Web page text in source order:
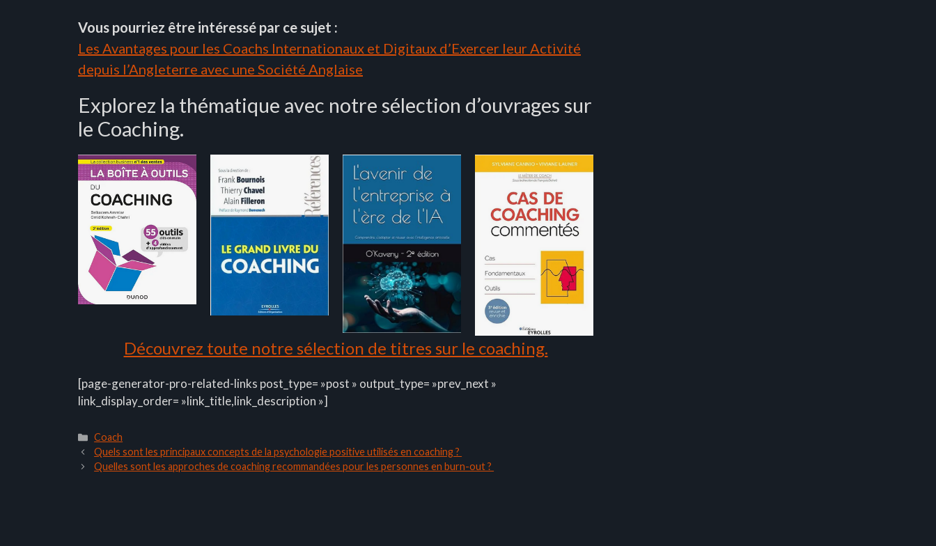
Vous pourriez être intéressé par ce sujet :
Les Avantages pour les Coachs Internationaux et Digitaux d’Exercer leur Activité
depuis l’Angleterre avec une Société Anglaise
Explorez la thématique avec notre sélection d’ouvrages sur
le Coaching.
Découvrez toute notre sélection de titres sur le coaching.
[page-generator-pro-related-links post_type= »post » output_type= »prev_next »
link_display_order= »link_title,link_description »]
Catégories
Coach
Quels sont les principaux concepts de la psychologie positive utilisés en coaching ?
Quelles sont les approches de coaching recommandées pour les personnes en burn-out ?